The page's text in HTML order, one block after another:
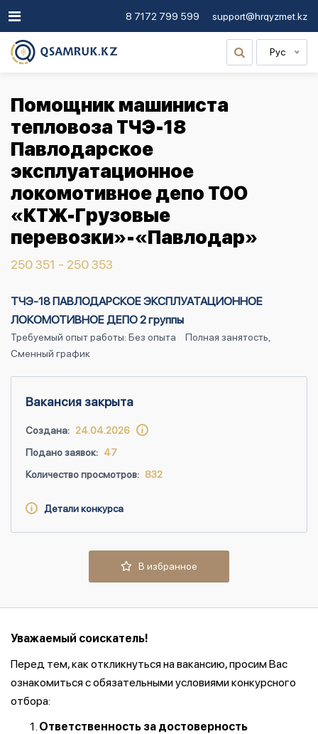
8 7172 799 599 support@hrqyzmet.kz
Рус
Помощник машиниста
тепловоза ТЧЭ-18
Павлодарское
эксплуатационное
локомотивное депо ТОО
«КТЖ-Грузовые
перевозки»-«Павлодар»
250 351 - 250 353
ТЧЭ-18 ПАВЛОДАРСКОЕ ЭКСПЛУАТАЦИОННОЕ
ЛОКОМОТИВНОЕ ДЕПО 2 группы
Требуемый опыт работы: Без опыта
Полная занятость,
Сменный график
Вакансия закрыта
Создана: 24.04.2026
Подано заявок: 47
Количество просмотров: 832
Детали конкурса
В избранное
Уважаемый соискатель!
Перед тем, как откликнуться на вакансию, просим Вас
ознакомиться с обязательными условиями конкурсного
отбора:
Ответственность за достоверность